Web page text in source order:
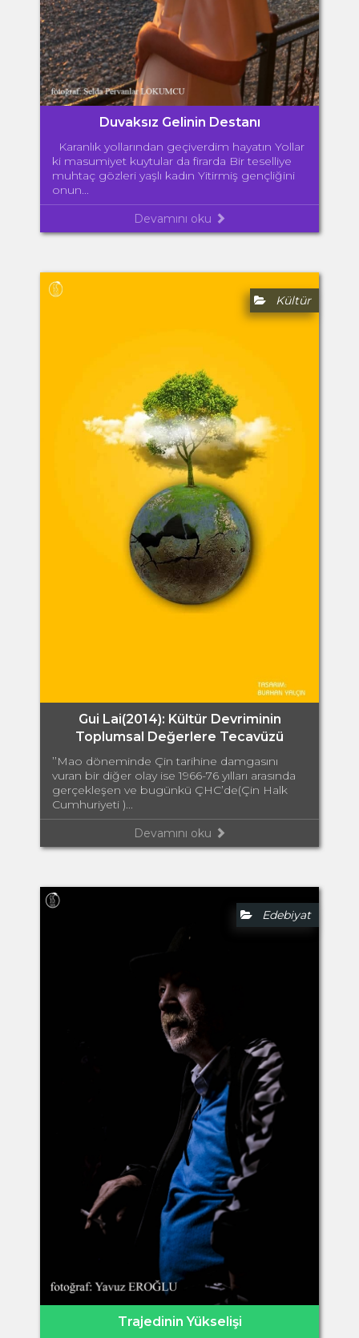
Duvaksız Gelinin Destanı
Karanlık yollarından geçiverdim hayatın Yollar
ki masumiyet kuytular da firarda Bir teselliye
muhtaç gözleri yaşlı kadın Yitirmiş gençliğini
onun...
Devamını oku
Kültür
Gui Lai(2014): Kültür Devriminin
Toplumsal Değerlere Tecavüzü
’’Mao döneminde Çin tarihine damgasını
vuran bir diğer olay ise 1966-76 yılları arasında
gerçekleşen ve bugünkü ÇHC’de(Çin Halk
Cumhuriyeti )...
Devamını oku
Edebiyat
Trajedinin Yükselişi